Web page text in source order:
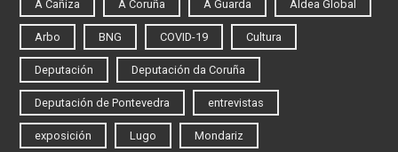
A Cañiza A Coruña A Guarda Aldea Global
Arbo BNG COVID-19 Cultura
Deputación Deputación da Coruña
Deputación de Pontevedra entrevistas
exposición Lugo Mondariz